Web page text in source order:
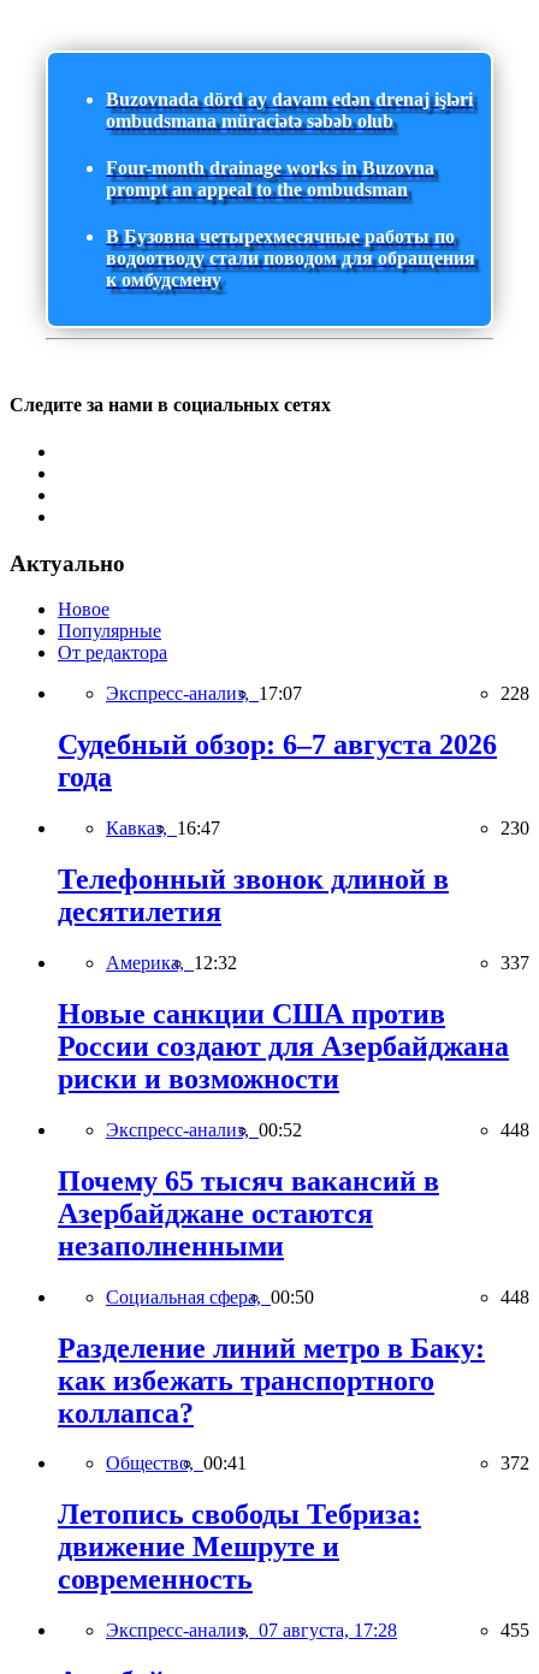
Buzovnada dörd ay davam edən drenaj işləri
ombudsmana müraciətə səbəb olub
Four-month drainage works in Buzovna
prompt an appeal to the ombudsman
В Бузовна четырехмесячные работы по
водоотводу стали поводом для обращения
к омбудсмену
Следите за нами в социальных сетях
Актуально
Новое
Популярные
От редактора
Экспресс-анализ, 17:07 228
Судебный обзор: 6–7 августа 2026
года
Кавказ, 16:47 230
Телефонный звонок длиной в
десятилетия
Америка, 12:32 337
Новые санкции США против
России создают для Азербайджана
риски и возможности
Экспресс-анализ, 00:52 448
Почему 65 тысяч вакансий в
Азербайджане остаются
незаполненными
Социальная сфера, 00:50 448
Разделение линий метро в Баку:
как избежать транспортного
коллапса?
Общество, 00:41 372
Летопись свободы Тебриза:
движение Мешруте и
современность
Экспресс-анализ, 07 августа, 17:28 455